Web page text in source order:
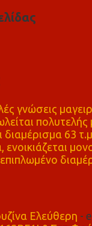
γνώσεις
πολυτελής
διαμέρισμα 63 τ.μ
Ελεύθερη -